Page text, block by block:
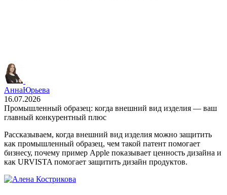
АннаЮрьева
16.07.2026
Промышленный образец: когда внешний вид изделия — ваш
главный конкурентный плюс
Рассказываем, когда внешний вид изделия можно защитить
как промышленный образец, чем такой патент помогает
бизнесу, почему пример Apple показывает ценность дизайна и
как URVISTA помогает защитить дизайн продуктов.